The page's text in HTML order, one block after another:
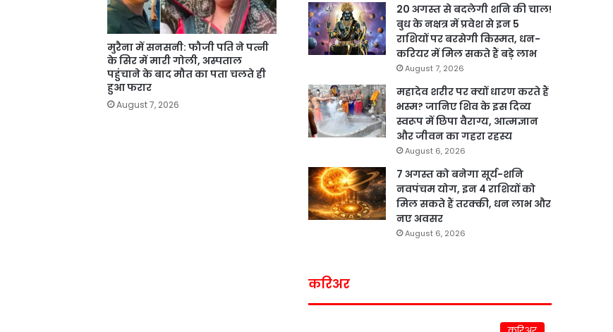
मुरैना में सनसनी: फौजी पति ने पत्नी
के सिर में मारी गोली, अस्पताल
पहुंचाने के बाद मौत का पता चलते ही
हुआ फरार
August 7, 2026
20 अगस्त से बदलेगी शनि की चाल!
बुध के नक्षत्र में प्रवेश से इन 5
राशियों पर बरसेगी किस्मत, धन-
करियर में मिल सकते हैं बड़े लाभ
August 7, 2026
महादेव शरीर पर क्यों धारण करते हैं
भस्म? जानिए शिव के इस दिव्य
स्वरूप में छिपा वैराग्य, आत्मज्ञान
और जीवन का गहरा रहस्य
August 6, 2026
7 अगस्त को बनेगा सूर्य-शनि
नवपंचम योग, इन 4 राशियों को
मिल सकते हैं तरक्की, धन लाभ और
नए अवसर
August 6, 2026
करिअर